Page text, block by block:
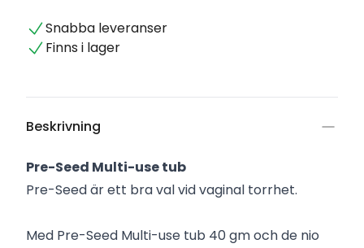
Snabba leveranser
Finns i lager
Beskrivning
Pre-Seed Multi-use tub
Pre-Seed är ett bra val vid vaginal torrhet.
Med Pre-Seed Multi-use tub 40 gm och de nio